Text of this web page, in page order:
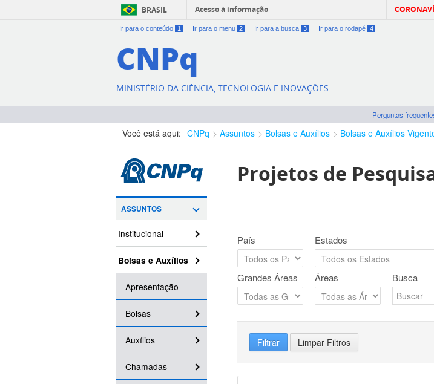
BRASIL Acesso à informação
Ir para o conteúdo 1 Ir para o menu 2 Ir para a busca 3 Ir para o rodapé 4
CNPq
MINISTÉRIO DA CIÊNCIA, TECNOLOGIA E INOVAÇÕES
Perguntas
Você está aqui: CNPq Assuntos Bolsas e Auxílios Bolsas e Auxílios
ASSUNTOS
Institucional
Bolsas e Auxílios
Apresentação
Bolsas
Auxílios
Chamadas
Projetos de
País Estados
Grandes Áreas Áreas Busca
Filtrar Limpar Filtros